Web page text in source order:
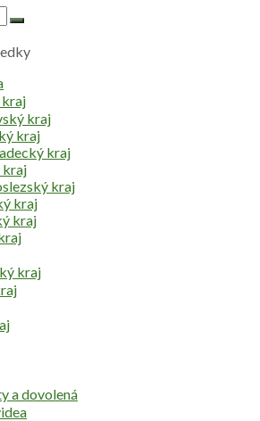
kraj
kraj
kraj
kraj
kraj
kraj
kraj
kraj
kraj
a dovolená